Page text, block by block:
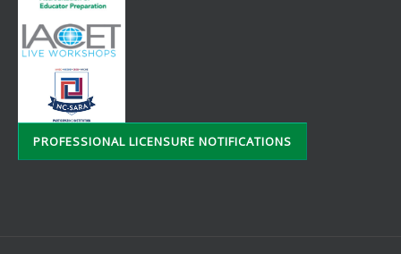
PROFESSIONAL LICENSURE NOTIFICATIONS